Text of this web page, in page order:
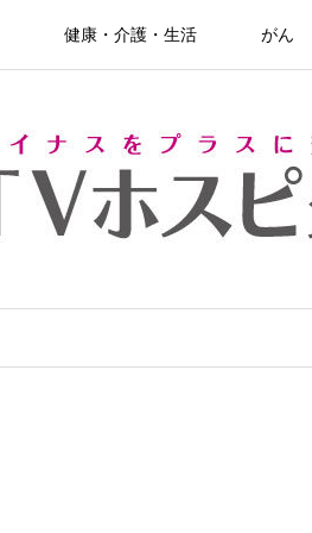
健康・介護・生活 がん